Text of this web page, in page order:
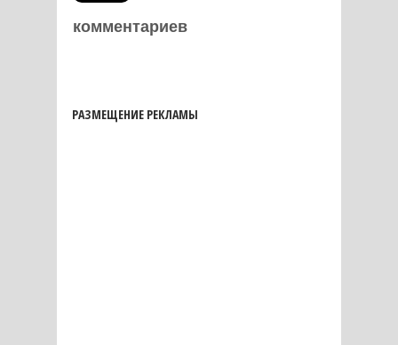
комментариев
РАЗМЕЩЕНИЕ РЕКЛАМЫ